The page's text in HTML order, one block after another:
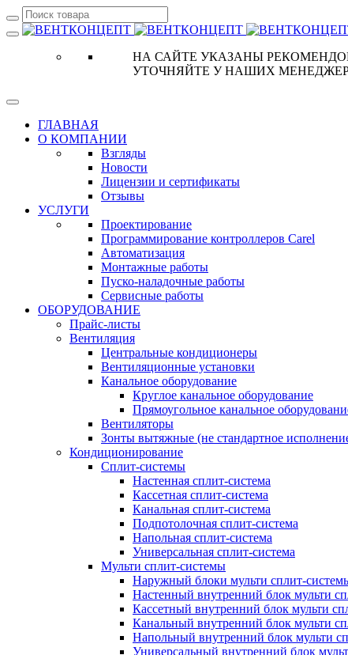
НА САЙТЕ УКАЗАНЫ
УТОЧНЯЙТЕ У НАШИХ
ГЛАВНАЯ
О КОМПАНИИ
Взгляды
Новости
Лицензии и сертификаты
Отзывы
УСЛУГИ
Проектирование
Программирование контроллеров Carel
Автоматизация
Монтажные работы
Пуско-наладочные работы
Сервисные работы
ОБОРУДОВАНИЕ
Прайс-листы
Вентиляция
Центральные кондиционеры
Вентиляционные установки
Канальное оборудование
Круглое канальное оборудование
Прямоугольное канальное
Вентиляторы
Зонты вытяжные (не стандартное
Кондиционирование
Сплит-системы
Настенная сплит-система
Кассетная сплит-система
Канальная сплит-система
Подпотолочная сплит-система
Напольная сплит-система
Универсальная сплит-система
Мульти сплит-системы
Наружный блоки мульти сплит-
Настенный внутренний блок мульти
Кассетный внутренний блок мульти
Канальный внутренний блок мульти
Напольный внутренний блок мульти
Универсальный внутренний блок